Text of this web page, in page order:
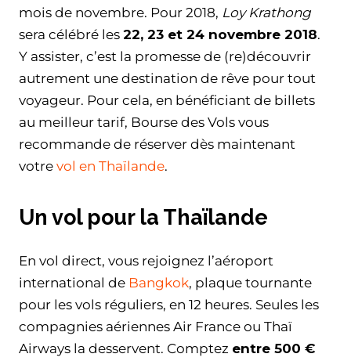
mois de novembre. Pour 2018, Loy Krathong
sera célébré les 22, 23 et 24 novembre 2018.
Y assister, c’est la promesse de (re)découvrir
autrement une destination de rêve pour tout
voyageur. Pour cela, en bénéficiant de billets
au meilleur tarif, Bourse des Vols vous
recommande de réserver dès maintenant
votre vol en Thaïlande.
Un vol pour la Thaïlande
En vol direct, vous rejoignez l’aéroport
international de Bangkok, plaque tournante
pour les vols réguliers, en 12 heures. Seules les
compagnies aériennes Air France ou Thaï
Airways la desservent. Comptez entre 500 €